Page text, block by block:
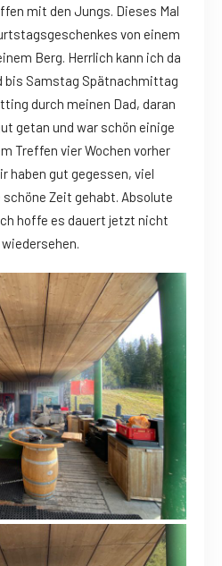
mit den Jungs. Dieses Mal
von einem
Berg. Herrlich kann ich da
bis Samstag Spätnachmittag
durch meinen Dad, daran
getan und war schön einige
Treffen vier Wochen vorher
haben gut gegessen, viel
Zeit gehabt. Absolute
hoffe es dauert jetzt nicht